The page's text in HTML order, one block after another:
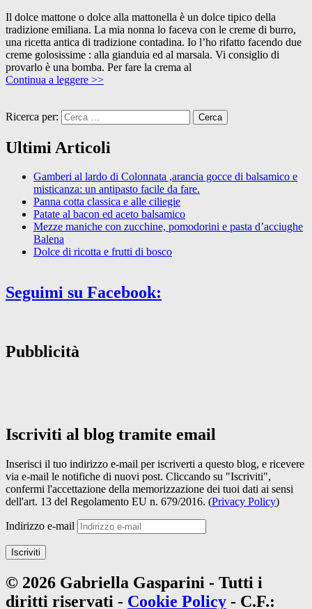
Il dolce mattone o dolce alla mattonella è un dolce tipico della
tradizione emiliana. La mia nonna lo faceva con le creme di burro,
una ricetta antica di tradizione contadina. Io l’ho rifatto facendo due
creme golosissime : alla gianduia ed al marsala. Vi consiglio di
provarlo è una bomba. Per fare la crema al
Continua a leggere >>
Ricerca per:
Ultimi Articoli
Gamberi al lardo di Colonnata ,arancia gocce di balsamico e
misticanza: un antipasto facile da fare.
Panna cotta classica e alle ciliegie
Patate al bacon ed aceto balsamico
Mezze maniche con zucchine, pomodorini e pasta d’acciughe
Balena
Dolce di ricotta e frutti di bosco
Seguimi su Facebook:
Pubblicità
Iscriviti al blog tramite email
Inserisci il tuo indirizzo e-mail per iscriverti a questo blog, e ricevere
via e-mail le notifiche di nuovi post. Cliccando su "Iscriviti",
confermi l'accettazione della memorizzazione dei tuoi dati ai sensi
dell'art. 13 del Regolamento EU n. 679/2016. (Privacy Policy)
Indirizzo e-mail
Iscriviti
© 2026 Gabriella Gasparini - Tutti i
diritti riservati - Cookie Policy - C.F.: